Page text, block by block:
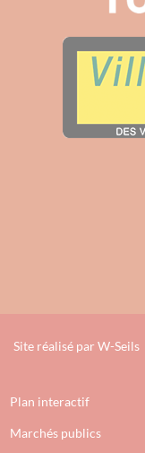
Site réalisé par W-Seils
Plan interactif
Marchés publics